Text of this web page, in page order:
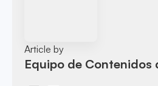
Article by
Equipo de Contenidos